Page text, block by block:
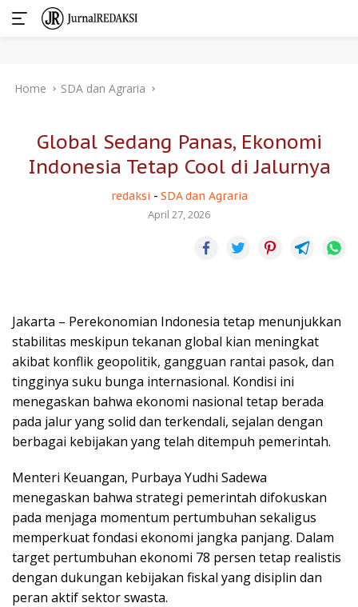
Home SDA dan Agraria
Global Sedang Panas, Ekonomi
Indonesia Tetap Cool di Jalurnya
redaksi - SDA dan Agraria
April 27, 2026
Jakarta – Perekonomian Indonesia tetap menunjukkan
stabilitas meskipun tekanan global kian meningkat
akibat konflik geopolitik, gangguan rantai pasok, dan
tingginya suku bunga internasional. Kondisi ini
menegaskan bahwa ekonomi nasional tetap berada
pada jalur yang solid dan terkendali, sejalan dengan
berbagai kebijakan yang telah ditempuh pemerintah.
Menteri Keuangan, Purbaya Yudhi Sadewa
menegaskan bahwa strategi pemerintah difokuskan
pada menjaga momentum pertumbuhan sekaligus
memperkuat fondasi ekonomi jangka panjang. Dalam
target pertumbuhan ekonomi 78 persen tetap realistis
dengan dukungan kebijakan fiskal yang disiplin dan
peran aktif sektor swasta.